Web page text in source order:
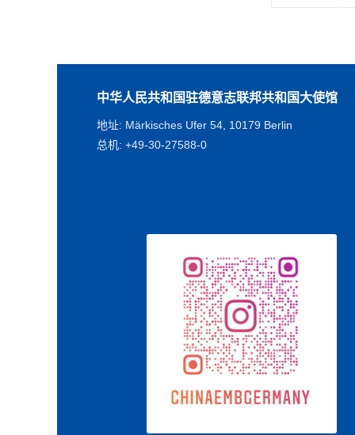
中华人民共和国驻德意志联邦共和国大使馆
地址: Märkisches Ufer 54, 10179 Berlin
总机: +49-30-27588-0